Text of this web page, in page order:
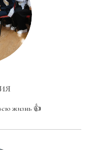
жизнь 👍